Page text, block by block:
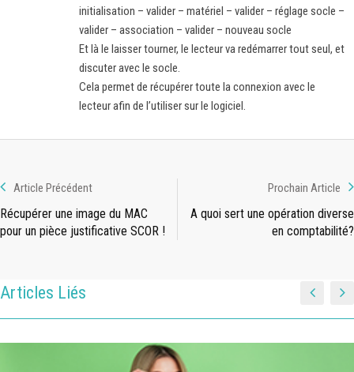
initialisation – valider – matériel – valider – réglage socle –
valider – association – valider – nouveau socle
Et là le laisser tourner, le lecteur va redémarrer tout seul, et
discuter avec le socle.
Cela permet de récupérer toute la connexion avec le
lecteur afin de l’utiliser sur le logiciel.
Article Précédent
Récupérer une image du MAC
pour un pièce justificative SCOR !
Prochain Article
A quoi sert une opération diverse
en comptabilité?
Articles Liés